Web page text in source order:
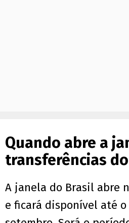
Quando abre a
transferências
A janela do Brasil abre
e ficará disponível até o